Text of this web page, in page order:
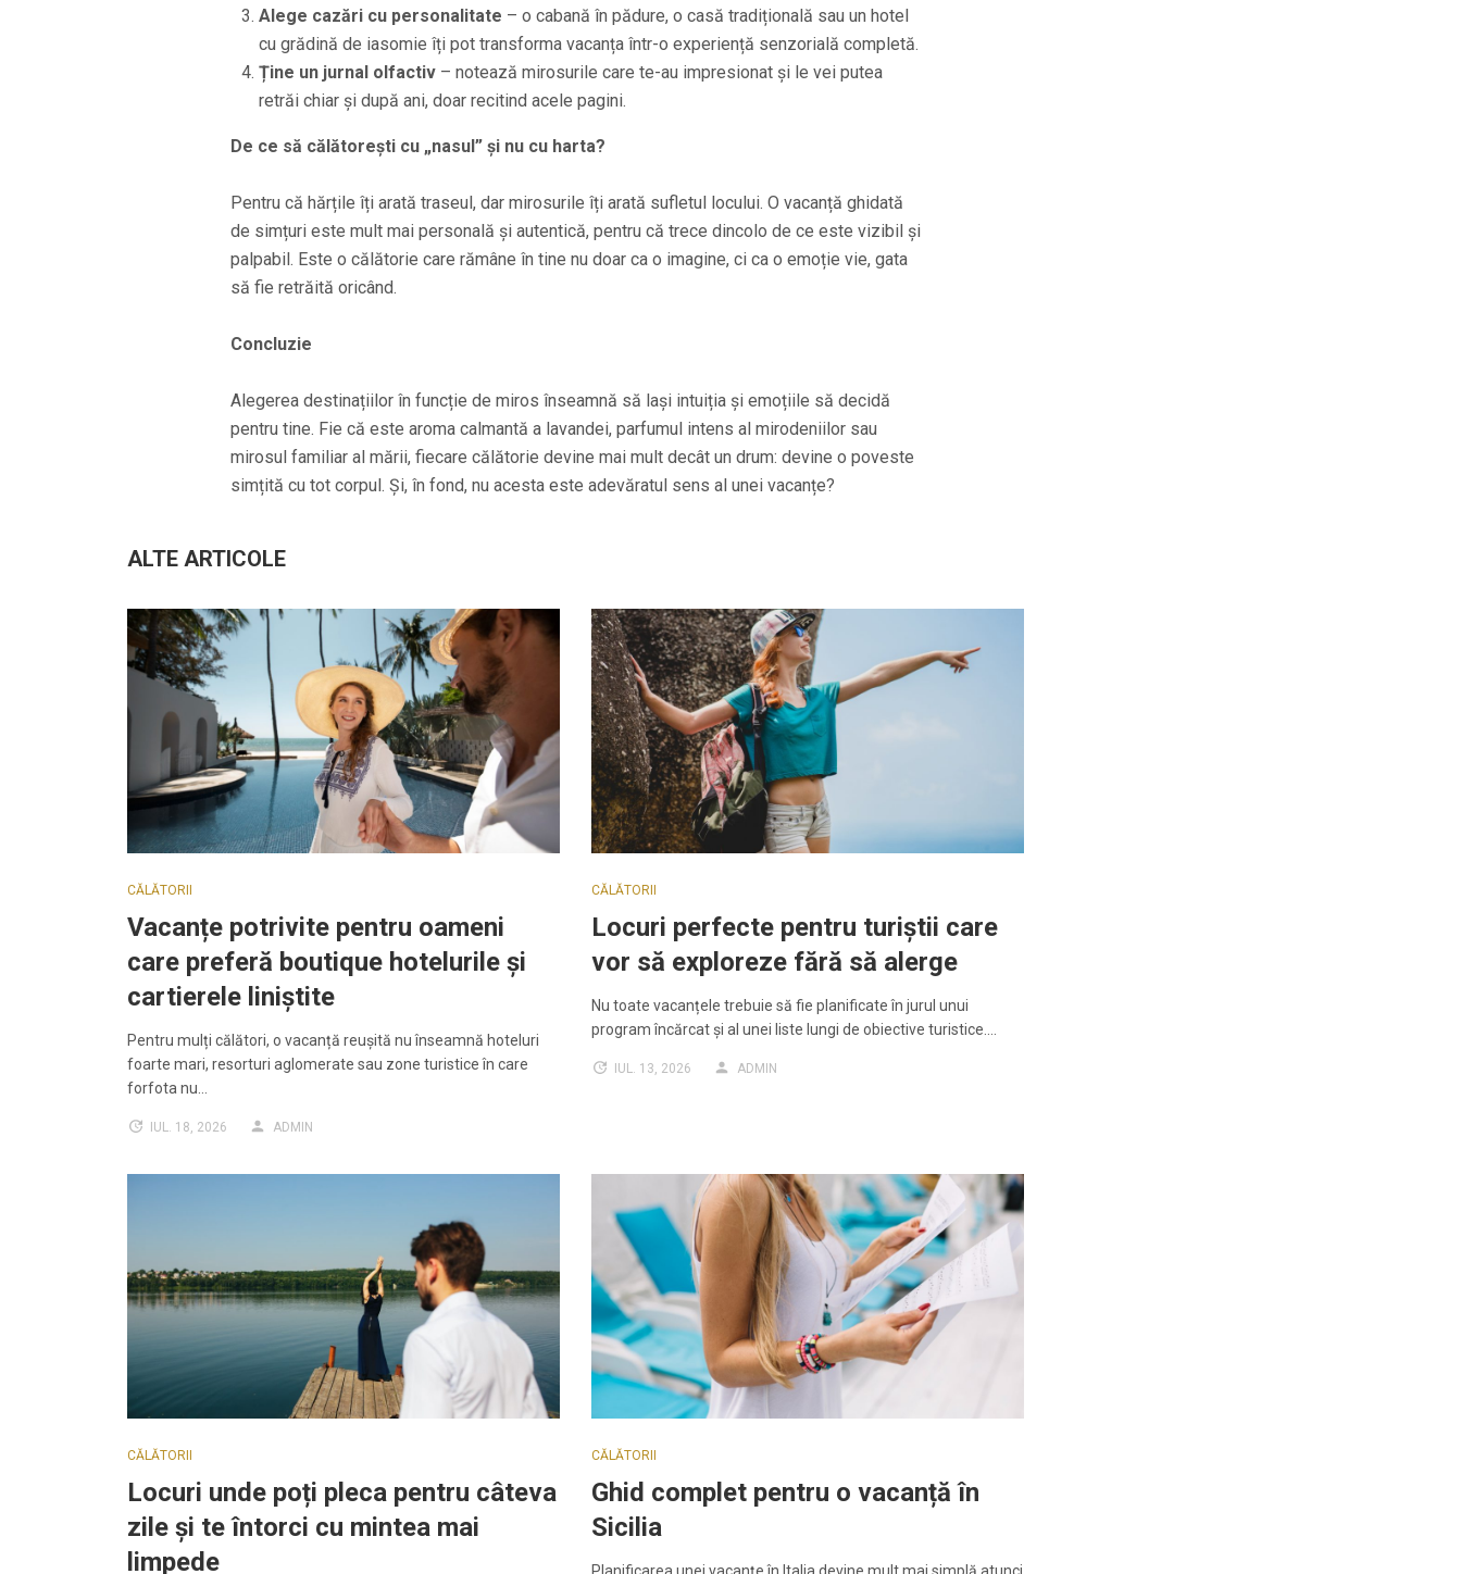
Alege cazări cu personalitate – o cabană în pădure, o casă tradițională sau un hotel
cu grădină de iasomie îți pot transforma vacanța într-o experiență senzorială completă.
Ține un jurnal olfactiv– notează mirosurile care te-au impresionat și le vei putea
retrăi chiar și după ani, doar recitind acele pagini.
De ce să călătorești cu „nasul” și nu cu harta?
Pentru că hărțile îți arată traseul, dar mirosurile îți arată sufletul locului. O vacanță ghidată
de simțuri este mult mai personală și autentică, pentru că trece dincolo de ce este vizibil și
palpabil. Este o călătorie care rămâne în tine nu doar ca o imagine, ci ca o emoție vie, gata
să fie retrăită oricând.
Concluzie
Alegerea destinațiilor în funcție de miros înseamnă să lași intuiția și emoțiile să decidă
pentru tine. Fie că este aroma calmantă a lavandei, parfumul intens al mirodeniilor sau
mirosul familiar al mării, fiecare călătorie devine mai mult decât un drum: devine o poveste
simțită cu tot corpul. Și, în fond, nu acesta este adevăratul sens al unei vacanțe?
ALTE ARTICOLE
CĂLĂTORII
Vacanțe potrivite pentru oameni
care preferă boutique hotelurile și
cartierele liniștite
Pentru mulți călători, o vacanță reușită nu înseamnă hoteluri
foarte mari, resorturi aglomerate sau zone turistice în care
forfota nu…
IUL. 18, 2026 ADMIN
CĂLĂTORII
Locuri perfecte pentru turiștii care
vor să exploreze fără să alerge
Nu toate vacanțele trebuie să fie planificate în jurul unui
program încărcat și al unei liste lungi de obiective turistice.…
IUL. 13, 2026 ADMIN
CĂLĂTORII
Locuri unde poți pleca pentru câteva
zile și te întorci cu mintea mai
limpede
CĂLĂTORII
Ghid complet pentru o vacanță în
Sicilia
Planificarea unei vacanțe în Italia devine mult mai simplă atunci